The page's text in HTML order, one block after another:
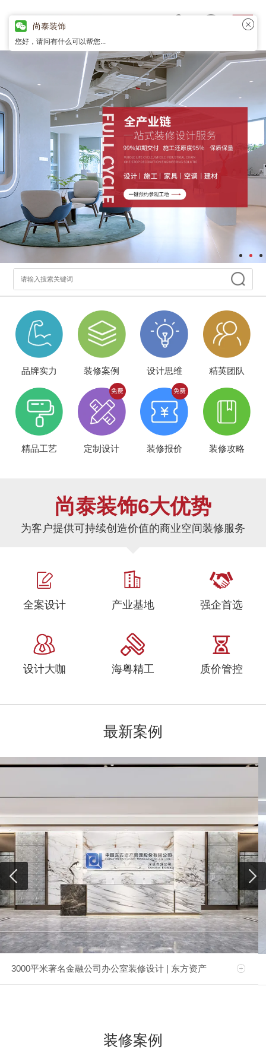
品牌实力 装修案例 设计思维 精英团队
精品工艺 定制设计 装修报价 装修攻略
尚泰装饰6大优势
为客户提供可持续创造价值的商业空间装修服务
全案设计 产业基地 强企首选
设计大咖 海粤精工 质价管控
最新案例
3000平米著名金融公司办公室装修设计 | 东方资产
装修案例
尚泰装饰
您好，请问有什么可以帮您...